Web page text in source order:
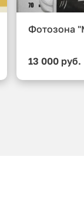
Фотозона
13 000 руб.